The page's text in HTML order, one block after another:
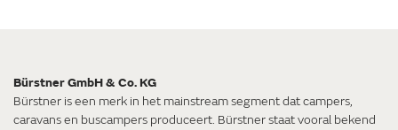
Bürstner GmbH & Co. KG
Bürstner is een merk in het mainstream segment dat campers,
caravans en buscampers produceert. Bürstner staat vooral bekend